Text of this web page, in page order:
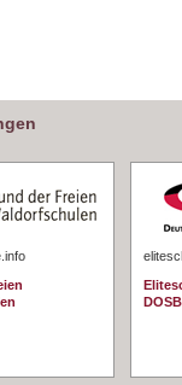
DOSB